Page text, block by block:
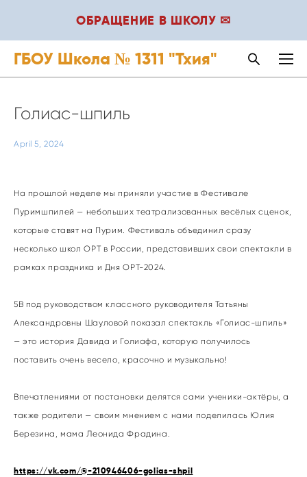
ОБРАЩЕНИЕ В ШКОЛУ ✉
ГБОУ Школа № 1311 "Тхия"
April 5, 2024
Голиас-шпиль
На прошлой неделе мы приняли участие в Фестивале
Пуримшпилей — небольших театрализованных весёлых сценок,
которые ставят на Пурим. Фестиваль объединил сразу
несколько школ ОРТ в России, представивших свои спектакли в
рамках праздника и Дня ОРТ-2024.
5В под руководством классного руководителя Татьяны
Александровны Шауловой показал спектакль «Голиас-шпиль»
— это история Давида и Голиафа, которую получилось
поставить очень весело, красочно и музыкально!
Впечатлениями от постановки делятся сами ученики-актёры, а
также родители — своим мнением с нами поделилась Юлия
Березина, мама Леонида Фрадина.
https://vk.com/@-210946406-golias-shpil